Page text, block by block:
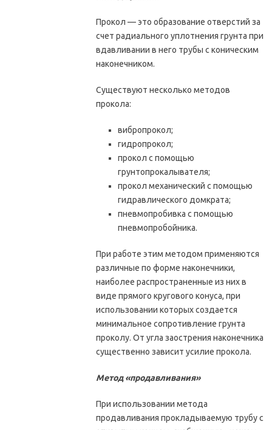
Прокол — это образование отверстий за
счет радиального уплотнения грунта при
вдавливании в него трубы с коническим
наконечником.
Существуют несколько методов
прокола:
вибропрокол;
гидропрокол;
прокол с помощью
грунтопрокалывателя;
прокол механический с помощью
гидравлического домкрата;
пневмопробивка с помощью
пневмопробойника.
При работе этим методом применяются
различные по форме наконечники,
наиболее распространенные из них в
виде прямого кругового конуса, при
использовании которых создается
минимальное сопротивление грунта
проколу. От угла заострения наконечника
существенно зависит усилие прокола.
Метод «продавливания»
При использовании метода
продавливания прокладываемую трубу с